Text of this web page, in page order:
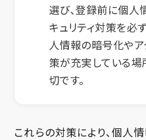
選び、登録前に個人
キュリティ対策を必
人情報の暗号化やア
策が充実している
切です。
これらの対策により、個人